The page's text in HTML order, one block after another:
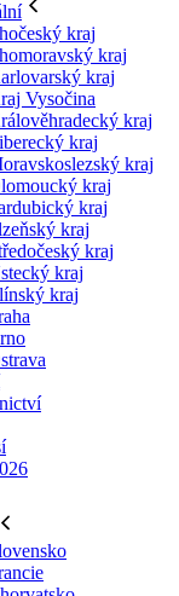
kraj
kraj
kraj
Vysočina
kraj
kraj
kraj
kraj
kraj
kraj
kraj
kraj
kraj